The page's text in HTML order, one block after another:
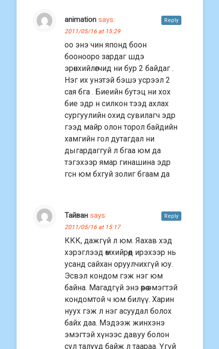
animation says:
2011/05/16 at 15:29
оо энэ чин японд боон
боонооро зардаг шдэ
эрөнхийлөгчид ни бур 2 байдаг .
Нэг их унэтэй бэшэ усрээл 2
сая бга . Биеийн бутэц ни хох
бие эдр н силкон тээд ахлах
сургуулийн охид сувилагч эдр
гээд майр олон торол байдийн
хамгийн гол дутагдал ни
дыгардаггуй л бгаа юм да
тэгэхээр ямар гинашина эдр
гсн юм бхгуй золиг бгаам да
Reply
Тайван says:
2011/05/16 at 15:17
ККК, дажгүй л юм. Яахав хэд
хэрэглээд өмхийрөөд ирэхээр нь
усанд сайхан оруулчихгүй юу.
Эсвэл кондом гэж нэг юм
байна. Магадгүй энэ өөрөө эмэгтэй
кондомтой ч юм билүү. Харин
нуух гэж л нэг асуудал болох
байх даа. Мэдээж жинхэнэ
эмэгтэй хүнээс давуу болон
сул талууд байж л таараа. Үгүй
Reply